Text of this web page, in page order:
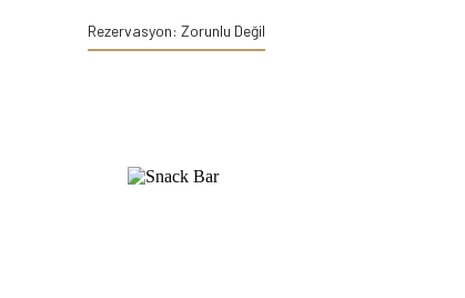
Rezervasyon: Zorunlu Değil